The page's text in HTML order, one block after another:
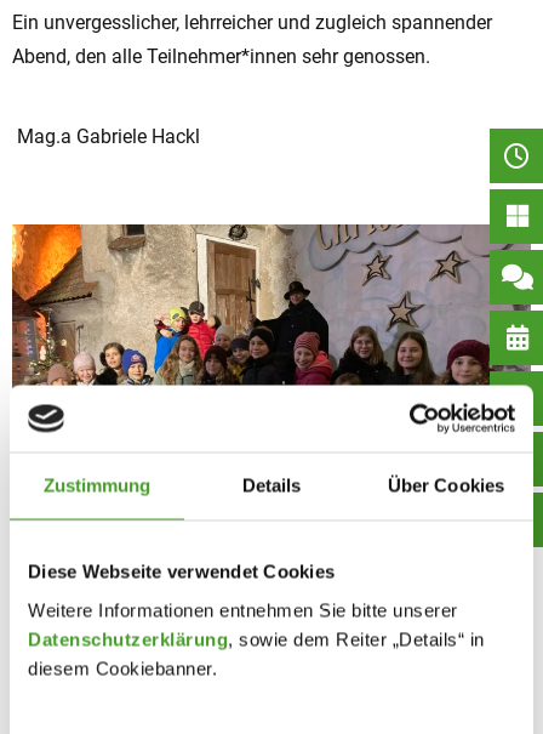
Zustimmung Details Über Cookies
Diese Webseite verwendet Cookies
Weitere Informationen entnehmen Sie bitte unserer
Datenschutzerklärung, sowie dem Reiter „Details“ in
diesem Cookiebanner.
Ein unvergesslicher, lehrreicher und zugleich spannender
Abend, den alle Teilnehmer*innen sehr genossen.
Mag.a Gabriele Hackl